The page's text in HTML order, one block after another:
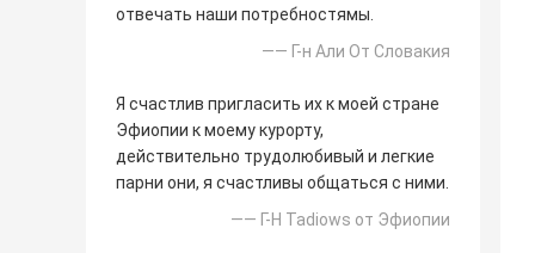
отвечать наши потребностямы.
—— Г-н Али От Словакия
Я счастлив пригласить их к моей стране
Эфиопии к моему курорту,
действительно трудолюбивый и легкие
парни они, я счастливы общаться с ними.
—— Г-Н Tadiows от Эфиопии